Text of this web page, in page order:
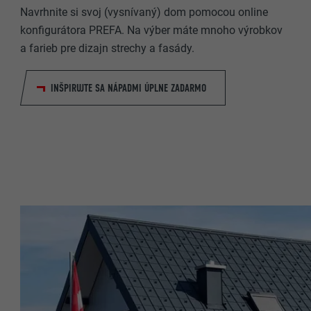
Navrhnite si svoj (vysnívaný) dom pomocou online
konfigurátora PREFA. Na výber máte mnoho výrobkov
a farieb pre dizajn strechy a fasády.
INŠPIRUJTE SA NÁPADMI ÚPLNE ZADARMO
NÁZOV
NÁZOV
DOBA
ÚČEL
DOBA
ÚČEL